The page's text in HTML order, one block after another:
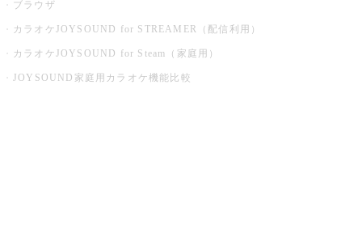
ブラウザ
カラオケJOYSOUND for STREAMER（配信利用）
カラオケJOYSOUND for Steam（家庭用）
JOYSOUND家庭用カラオケ機能比較